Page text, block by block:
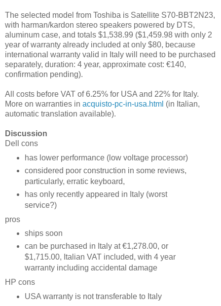
The selected model from Toshiba is Satellite S70-BBT2N23,
with harman/kardon stereo speakers powered by DTS,
aluminum case, and totals $1,538.99 ($1,459.98 with only 2
year of warranty already included at only $80, because
international warranty valid in Italy will need to be purchased
separately, duration: 4 year, approximate cost: €140,
confirmation pending).
All costs before VAT of 6.25% for USA and 22% for Italy.
More on warranties in acquisto-pc-in-usa.html (in Italian,
automatic translation available).
Discussion
Dell cons
has lower performance (low voltage processor)
considered poor construction in some reviews,
particularly, erratic keyboard,
has only recently appeared in Italy (worst
service?)
pros
ships soon
can be purchased in Italy at €1,278.00, or
$1,715.00, Italian VAT included, with 4 year
warranty including accidental damage
HP cons
USA warranty is not transferable to Italy